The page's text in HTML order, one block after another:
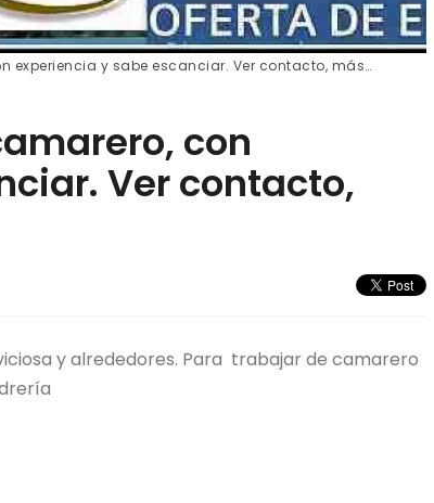
experiencia y sabe escanciar. Ver contacto, más…
con
Ver contacto,
y alrededores. Para trabajar de camarero